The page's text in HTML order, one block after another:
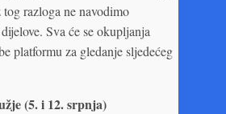
razloga ne navodimo
Sva će se okupljanja
platformu za gledanje sljedećeg
(5. i 12. srpnja)